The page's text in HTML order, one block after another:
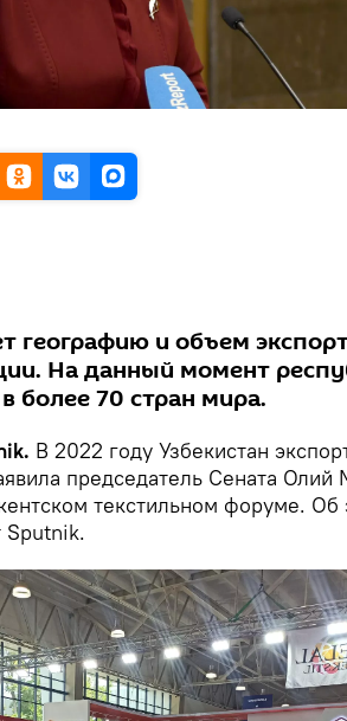
географию и объем
На данный момент
более 70 стран мира.
В 2022 году Узбекистан
председатель Сената Олий
текстильном форуме. Об
Sputnik.